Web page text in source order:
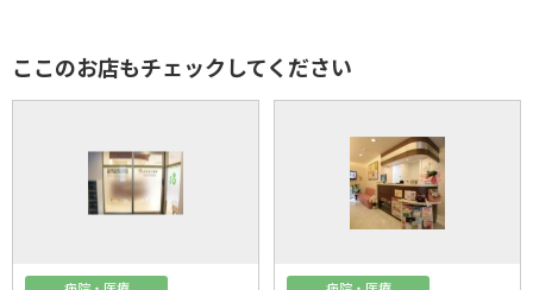
ここのお店もチェックしてください